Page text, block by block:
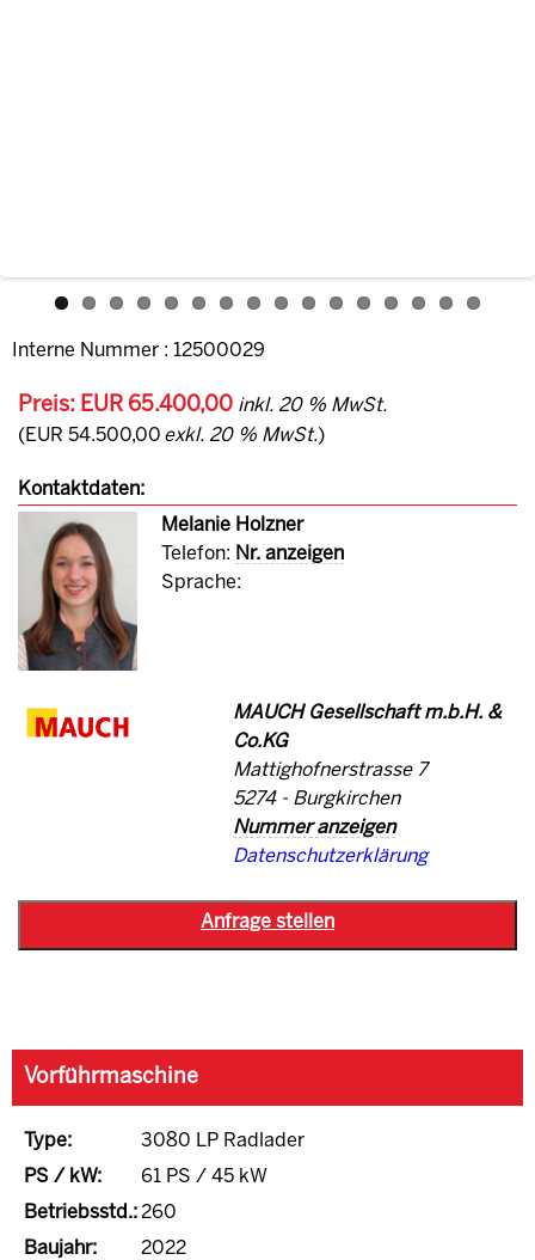
Interne Nummer : 12500029
Preis: EUR 65.400,00 inkl. 20 % MwSt.
(EUR 54.500,00 exkl. 20 % MwSt.)
Kontaktdaten:
Melanie Holzner
Telefon: Nr. anzeigen
Sprache:
MAUCH Gesellschaft m.b.H. &
Co.KG
Mattighofnerstrasse 7
5274 - Burgkirchen
Nummer anzeigen
Datenschutzerklärung
Vorführmaschine
Type:
3080 LP Radlader
PS / kW:
61 PS / 45 kW
Betriebsstd.: 260
Baujahr:
2022